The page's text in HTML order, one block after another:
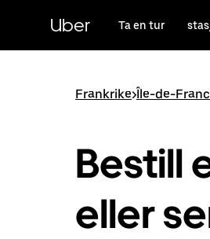
hovedinnholdet
Uber Ta en tur
Frankrike>Île-de-
Bestill
eller